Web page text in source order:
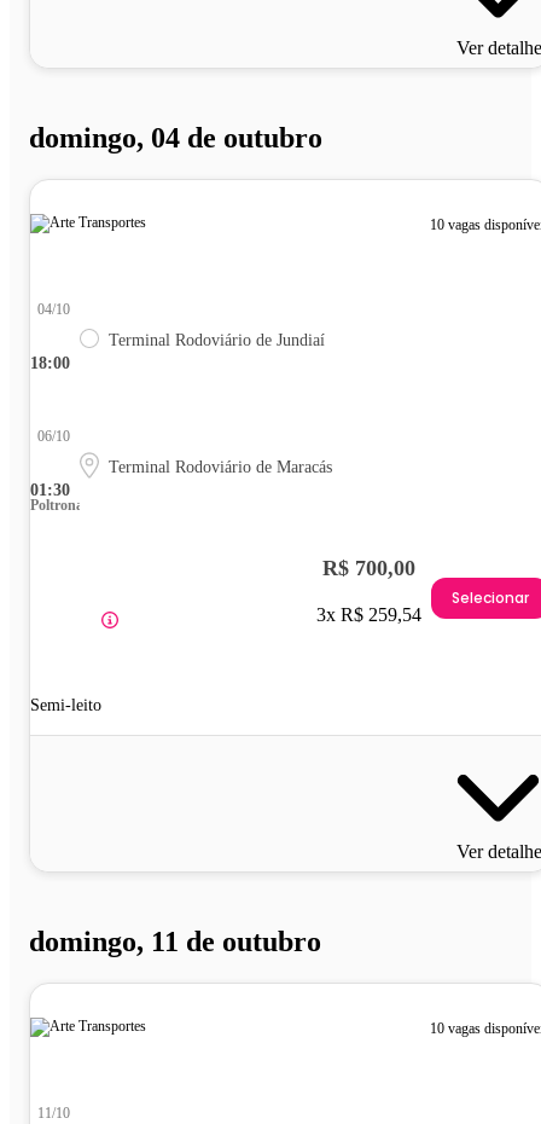
Ver
domingo, 04 de outubro
10 vagas
18:00
04/10
Terminal Rodoviário de Jundiaí
01:30
06/10
Terminal Rodoviário de Maracás
Poltrona
Semi-leito
R$ 700,00
3x R$ 259,54
Selecionar
Ver
domingo, 11 de outubro
10 vagas
11/10